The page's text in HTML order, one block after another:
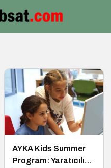
AYKA Kids Summer
Program: Yaratıcılık,